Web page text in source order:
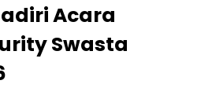
Acara
Swasta